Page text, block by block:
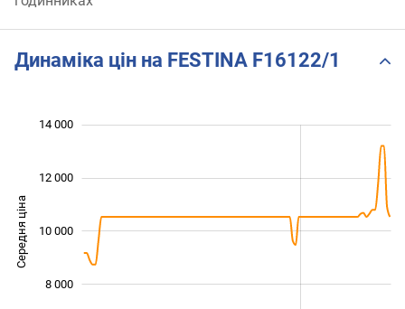
Динаміка цін на FESTINA F16122/1
Середня ціна 10 000
8 000
10 000
12 000
14 000